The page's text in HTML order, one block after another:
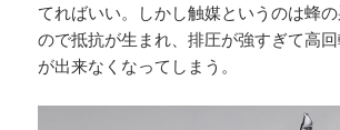
てればいい。しかし触媒というのは蜂
ので抵抗が生まれ、排圧が強すぎて高
が出来なくなってしまう。